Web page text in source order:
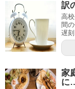
訳
高
間
遅
家
に